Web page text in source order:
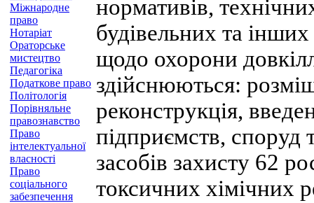
Міжнародне
право
Нотаріат
Ораторське
мистецтво
Педагогіка
Податкове право
Політологія
Порівняльне
правознавство
Право
інтелектуальної
власності
Право
соціального
забезпечення
нормативів,
будівельних та
щодо охорони
здійснюються:
реконструкція,
підприємств, споруд
засобів захисту 62
токсичних хімічних